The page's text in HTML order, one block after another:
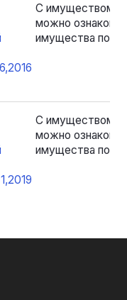
С имуществом,
можно
имущества по
С имуществом,
можно
имущества по